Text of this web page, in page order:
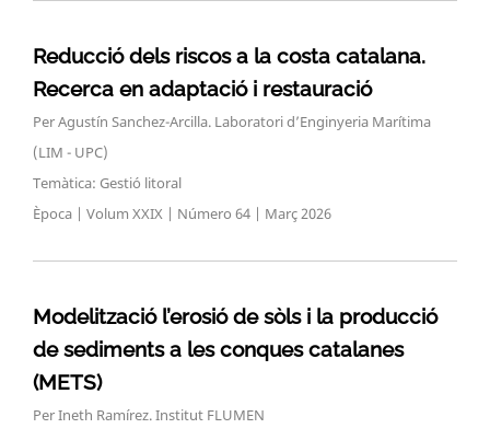
Reducció dels riscos a la costa catalana.
Recerca en adaptació i restauració
Per Agustín Sanchez-Arcilla. Laboratori d’Enginyeria Marítima
(LIM - UPC)
Temàtica: Gestió litoral
Època | Volum XXIX | Número 64 | Març 2026
Modelització l’erosió de sòls i la producció
de sediments a les conques catalanes
(METS)
Per Ineth Ramírez. Institut FLUMEN
Search